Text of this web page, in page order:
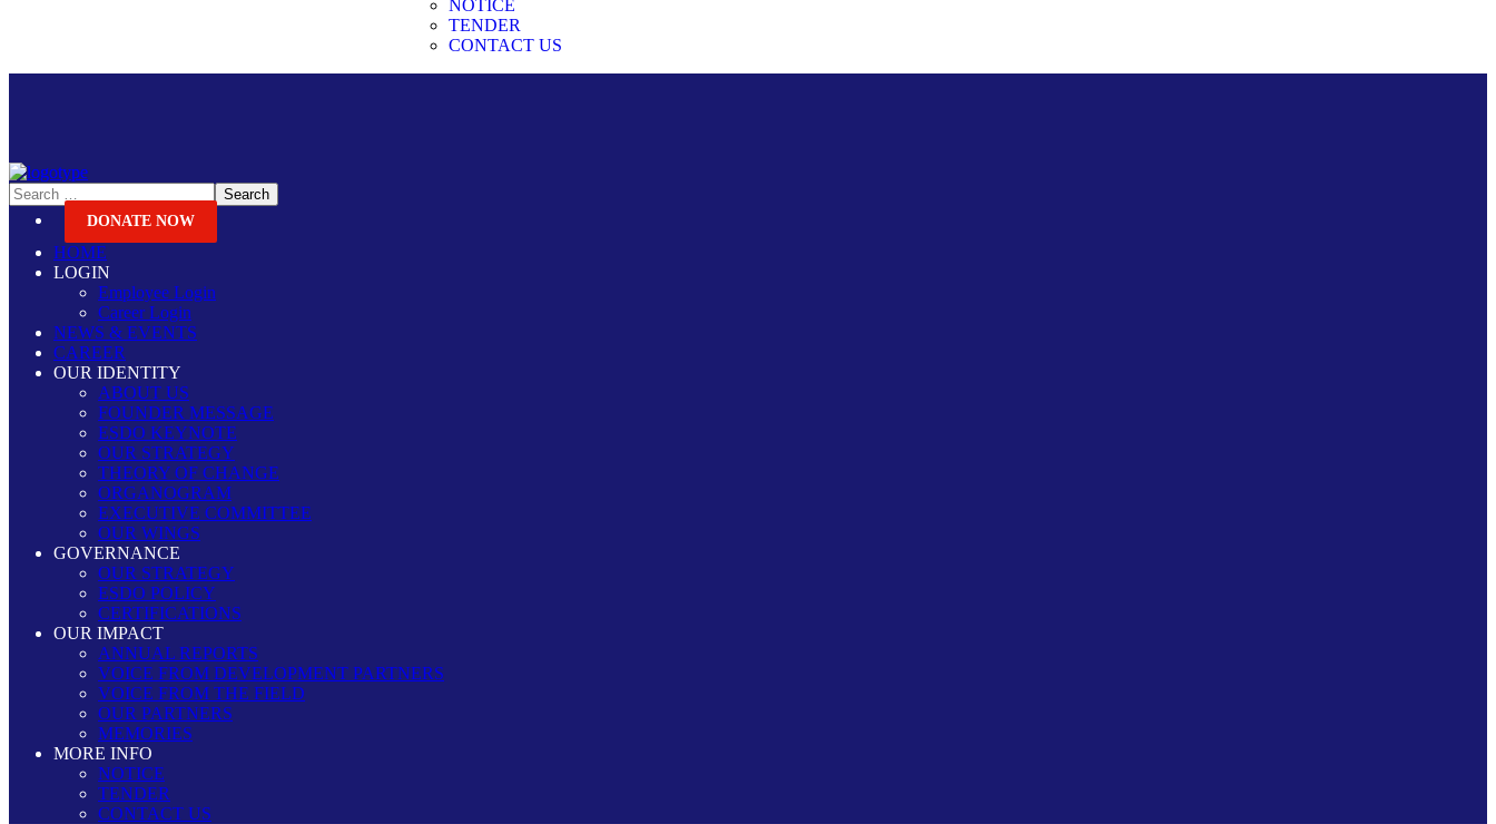
NOTICE
TENDER
CONTACT US
DONATE NOW
HOME
LOGIN
Employee Login
Career Login
NEWS & EVENTS
CAREER
OUR IDENTITY
ABOUT US
FOUNDER MESSAGE
ESDO KEYNOTE
OUR STRATEGY
THEORY OF CHANGE
ORGANOGRAM
EXECUTIVE COMMITTEE
OUR WINGS
GOVERNANCE
OUR STRATEGY
ESDO POLICY
CERTIFICATIONS
OUR IMPACT
ANNUAL REPORTS
VOICE FROM DEVELOPMENT PARTNERS
VOICE FROM THE FIELD
OUR PARTNERS
MEMORIES
MORE INFO
NOTICE
TENDER
CONTACT US